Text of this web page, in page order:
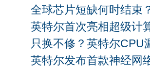
全球芯片短缺何时结束
英特尔首次亮相超级计
只换不修？英特尔CPU
英特尔发布首款神经网